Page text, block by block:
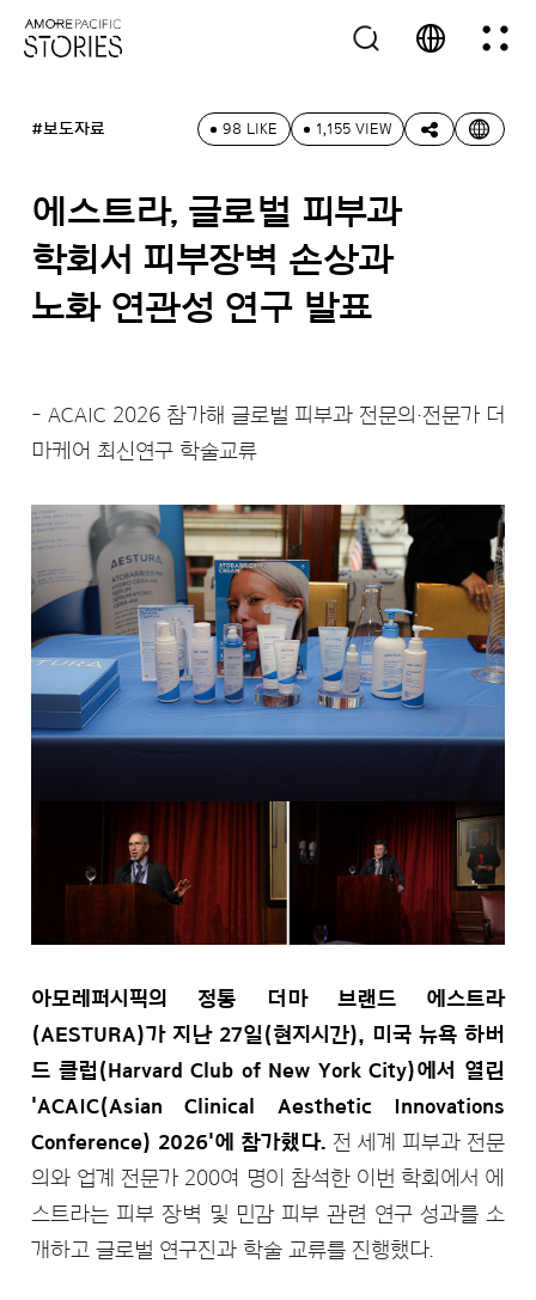
#보도자료 98 LIKE 1,155 VIEW
에스트라, 글로벌 피부과
학회서 피부장벽 손상과
노화 연관성 연구 발표
- ACAIC 2026 참가해 글로벌 피부과 전문의·전문가 더
마케어 최신연구 학술교류
아모레퍼시픽의 정통 더마 브랜드 에스트라
(AESTURA)가 지난 27일(현지시간), 미국 뉴욕 하버
드 클럽(Harvard Club of New York City)에서 열린
'ACAIC(Asian Clinical Aesthetic Innovations
Conference) 2026'에 참가했다. 전 세계 피부과 전문
의와 업계 전문가 200여 명이 참석한 이번 학회에서 에
스트라는 피부 장벽 및 민감 피부 관련 연구 성과를 소
개하고 글로벌 연구진과 학술 교류를 진행했다.